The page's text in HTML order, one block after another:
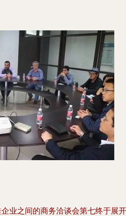
业之间的商务洽谈会第七终于展开